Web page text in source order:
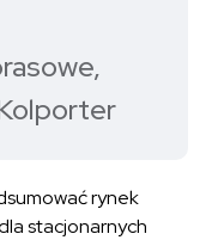
rynek
stacjonarnych